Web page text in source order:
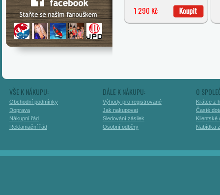
1 290 Kč
VŠE K NÁKUPU:
Obchodní podmínky
Doprava
Nákupní řád
Reklamační řád
DÁLE K NÁKUPU:
Výhody pro registrované
Jak nakupovat
Sledování zásilek
Osobní odběry
O
Krátce z
Časté
Klientské
Nabídka